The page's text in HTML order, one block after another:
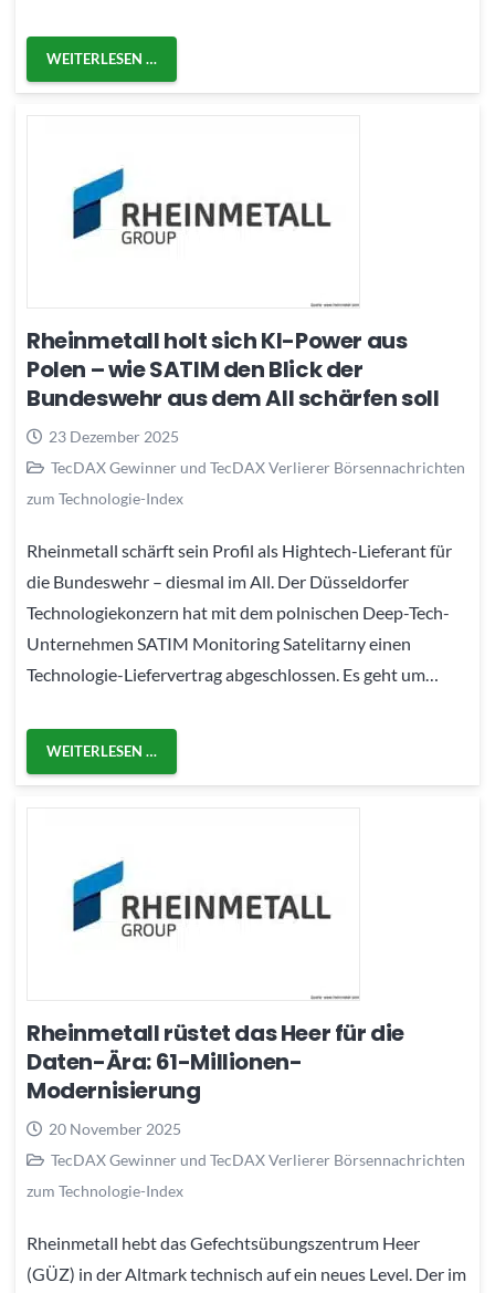
WEITERLESEN …
Rheinmetall holt sich KI-Power aus
Polen – wie SATIM den Blick der
Bundeswehr aus dem All schärfen soll
23 Dezember 2025
TecDAX Gewinner und TecDAX Verlierer Börsennachrichten
zum Technologie-Index
Rheinmetall schärft sein Profil als Hightech-Lieferant für
die Bundeswehr – diesmal im All. Der Düsseldorfer
Technologiekonzern hat mit dem polnischen Deep-Tech-
Unternehmen SATIM Monitoring Satelitarny einen
Technologie-Liefervertrag abgeschlossen. Es geht um…
WEITERLESEN …
Rheinmetall rüstet das Heer für die
Daten-Ära: 61-Millionen-
Modernisierung
20 November 2025
TecDAX Gewinner und TecDAX Verlierer Börsennachrichten
zum Technologie-Index
Rheinmetall hebt das Gefechtsübungszentrum Heer
(GÜZ) in der Altmark technisch auf ein neues Level. Der im